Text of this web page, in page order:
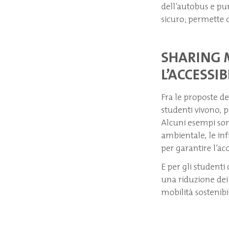
dell’autobus e
sicuro; permette
SHARING
Fra le proposte
studenti vivono,
Alcuni esempi
ambientale, le
per garantire
E per gli
una riduzione dei
mobilità